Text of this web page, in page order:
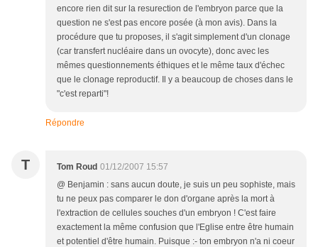
encore rien dit sur la resurection de l'embryon parce que la
question ne s'est pas encore posée (à mon avis). Dans la
procédure que tu proposes, il s'agit simplement d'un clonage
(car transfert nucléaire dans un ovocyte), donc avec les
mêmes questionnements éthiques et le même taux d'échec
que le clonage reproductif. Il y a beaucoup de choses dans le
"c'est reparti"!
Répondre
T Tom Roud 01/12/2007 15:57
@ Benjamin : sans aucun doute, je suis un peu sophiste, mais
tu ne peux pas comparer le don d'organe après la mort à
l'extraction de cellules souches d'un embryon ! C'est faire
exactement la même confusion que l'Eglise entre être humain
et potentiel d'être humain. Puisque :- ton embryon n'a ni coeur